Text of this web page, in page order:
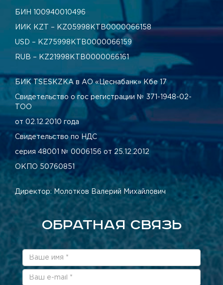
БИН 100940010496
ИИК KZT – KZ05998КТВ0000066158
USD – KZ75998КТВ0000066159
RUB – KZ21998КТВ0000066161
БИК TSESKZKA в АО «Цеснабанк» Кбе 17
Свидетельство о гос регистрации № 371-1948-02-
ТОО
от 02.12.2010 года
Свидетельство по НДС
серия 48001 № 0006156 от 25.12.2012
ОКПО 50760851
Директор: Молотков Валерий Михайлович
ОБРАТНАЯ СВЯЗЬ